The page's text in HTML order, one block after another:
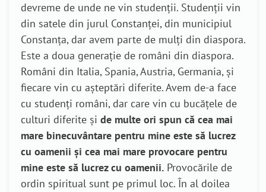
devreme de unde ne vin studenții. Studenții vin
din satele din jurul Constanței, din municipiul
Constanța, dar avem parte de mulți din diaspora.
Este a doua generație de români din diaspora.
Români din Italia, Spania, Austria, Germania, și
fiecare vin cu așteptări diferite. Avem de-a face
cu studenți români, dar care vin cu bucățele de
culturi diferite și de multe ori spun că cea mai
mare binecuvântare pentru mine este să lucrez
cu oamenii și cea mai mare provocare pentru
mine este să lucrez cu oamenii. Provocările de
ordin spiritual sunt pe primul loc. În al doilea